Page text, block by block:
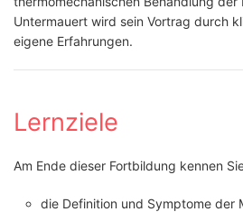
Untermauert wird sein Vortrag durch
eigene Erfahrungen.
Lernziele
Am Ende dieser Fortbildung kennen
die Definition und Symptome der